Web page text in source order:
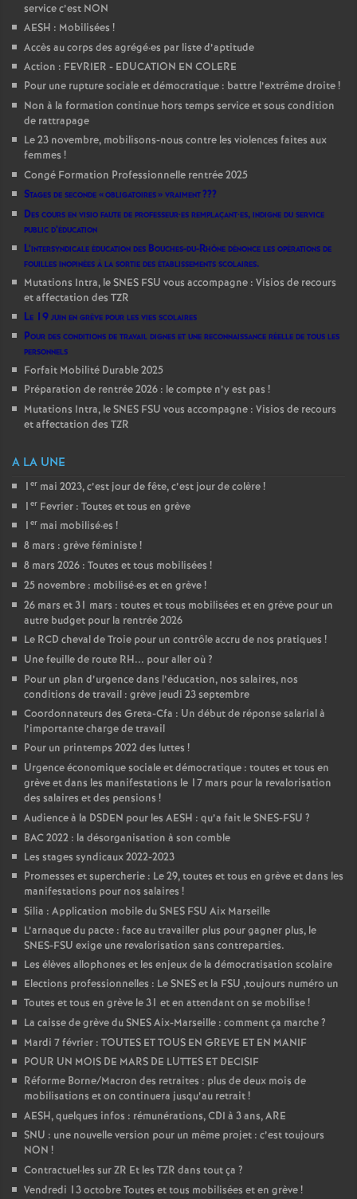
service c’est NON
AESH : Mobilisées !
Accès au corps des agrégé·es par liste d’aptitude
Action : FEVRIER - EDUCATION EN COLERE
Pour une rupture sociale et démocratique : battre l’extrême droite!
Non à la formation continue hors temps service et sous condition
de rattrapage
Le 23 novembre, mobilisons-nous contre les violences faites aux
femmes !
Congé Formation Professionnelle rentrée 2025
Stages de seconde «obligatoires» vraiment???
Des cours en visio faute de professeur·es remplaçant·es, indigne du service
public d’éducation
L’intersyndicale éducation des Bouches-du-Rhône dénonce les opérations de
fouilles inopinées à la sortie des établissements scolaires.
Mutations Intra, le SNES FSU vous accompagne : Visios de recours
et affectation des TZR
Le 19 juin en grève pour les vies scolaires
Pour des conditions de travail dignes et une reconnaissance réelle de tous les
personnels
Forfait Mobilité Durable 2025
Préparation de rentrée 2026 : le compte n’y est pas !
Mutations Intra, le SNES FSU vous accompagne : Visios de recours
et affectation des TZR
A LA UNE
1 er mai 2023, c’est jour de fête, c’est jour de colère!
1 er Fevrier : Toutes et tous en grève
1 er mai mobilisé·es !
8 mars : grève féministe!
8 mars 2026 : Toutes et tous mobilisées !
25 novembre : mobilisé·es et en grève!
26 mars et 31 mars : toutes et tous mobilisées et en grève pour un
autre budget pour la rentrée 2026
Le RCD cheval de Troie pour un contrôle accru de nos pratiques !
Une feuille de route RH... pour aller où?
Pour un plan d’urgence dans l’éducation, nos salaires, nos
conditions de travail : grève jeudi 23 septembre
Coordonnateurs des Greta-Cfa : Un début de réponse salarial à
l’importante charge de travail
Pour un printemps 2022 des luttes !
Urgence économique sociale et démocratique : toutes et tous en
grève et dans les manifestations le 17 mars pour la revalorisation
des salaires et des pensions !
Audience à la DSDEN pour les AESH : qu’a fait le SNES-FSU ?
BAC 2022 : la désorganisation à son comble
Les stages syndicaux 2022-2023
Promesses et supercherie : Le 29, toutes et tous en grève et dans les
manifestations pour nos salaires !
Silia : Application mobile du SNES FSU Aix Marseille
L’arnaque du pacte : face au travailler plus pour gagner plus, le
SNES-FSU exige une revalorisation sans contreparties.
Les élèves allophones et les enjeux de la démocratisation scolaire
Elections professionnelles : Le SNES et la FSU ,toujours numéro un
Toutes et tous en grève le 31 et en attendant on se mobilise!
La caisse de grève du SNES Aix-Marseille : comment ça marche?
Mardi 7 février : TOUTES ET TOUS EN GREVE ET EN MANIF
POUR UN MOIS DE MARS DE LUTTES ET DECISIF
Réforme Borne/Macron des retraites : plus de deux mois de
mobilisations et on continuera jusqu’au retrait!
AESH, quelques infos : rémunérations, CDI à 3 ans, ARE
SNU : une nouvelle version pour un même projet : c’est toujours
NON !
Contractuel·les sur ZR Et les TZR dans tout ça ?
Vendredi 13 octobre Toutes et tous mobilisées et en grève!